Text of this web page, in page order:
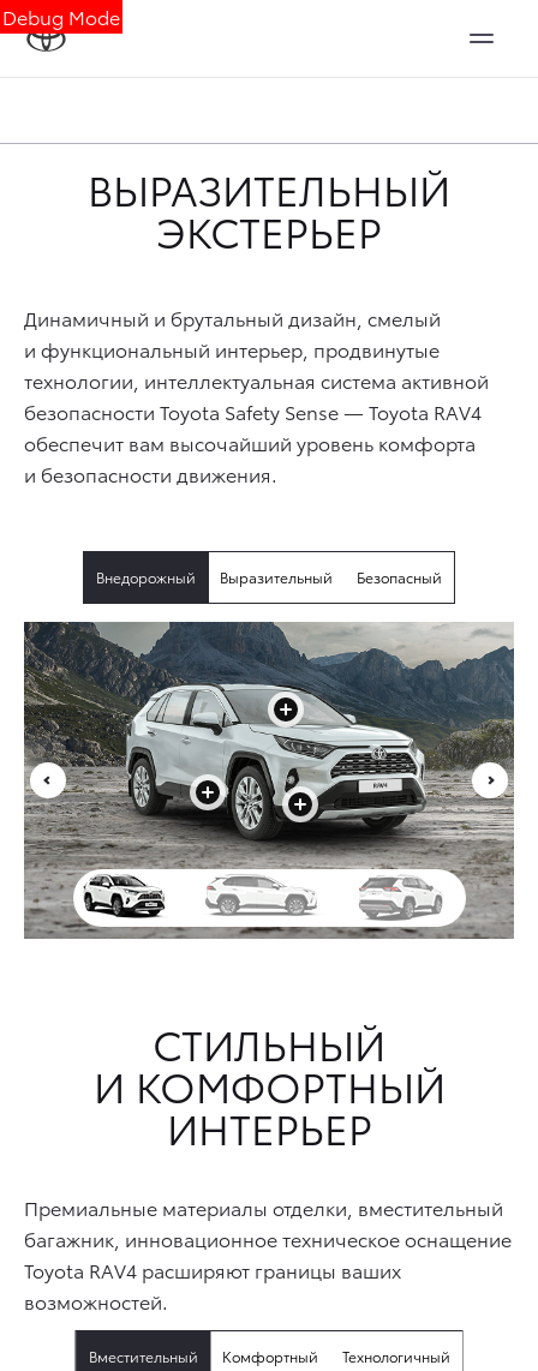
Debug Mode
ВЫРАЗИТЕЛЬНЫЙ
ЭКСТЕРЬЕР
Динамичный и брутальный дизайн, смелый
и функциональный интерьер, продвинутые
технологии, интеллектуальная система активной
безопасности Toyota Safety Sense — Toyota RAV4
обеспечит вам высочайший уровень комфорта
и безопасности движения.
Внедорожный Выразительный Безопасный
+
+
+
СТИЛЬНЫЙ
И КОМФОРТНЫЙ
ИНТЕРЬЕР
Премиальные материалы отделки, вместительный
багажник, инновационное техническое оснащение
Toyota RAV4 расширяют границы ваших
возможностей.
Вместительный Комфортный Технологичный